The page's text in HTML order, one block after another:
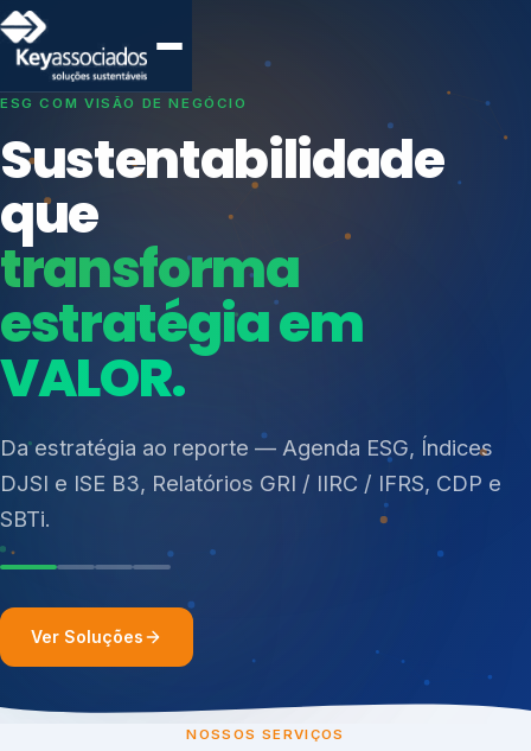
SISTEMAS DE GESTÃO OTIMIZADOS E INTEGRADOS
Conformidade que
protege seu
negócio.
Consultoria, auditoria e treinamentos em ISO 27001,
ISO 27701, ISO 42001, ISO 37001, ISO 9001, ISO
resíduos sólidos (PGRS/PMGRS).
Índices de Mercado
Mudanças Climáticas
Reputação e Cadeia
Reporte Regulatório
Ver Soluções
NOSSOS SERVIÇOS